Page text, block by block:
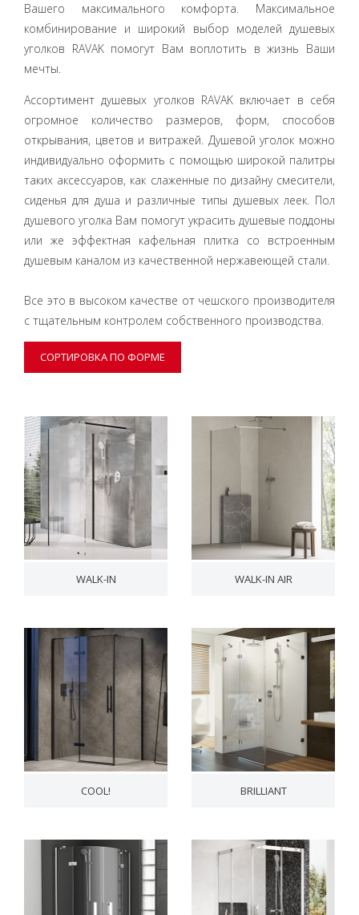
Вашего максимального комфорта. Максимальное
комбинирование и широкий выбор моделей душевых
уголков RAVAK помогут Вам воплотить в жизнь Ваши
мечты.
Ассортимент душевых уголков RAVAK включает в себя
огромное количество размеров, форм, способов
открывания, цветов и витражей. Душевой уголок можно
индивидуально оформить с помощью широкой палитры
таких аксессуаров, как слаженные по дизайну смесители,
сиденья для душа и различные типы душевых леек. Пол
душевого уголка Вам помогут украсить душевые поддоны
или же эффектная кафельная плитка со встроенным
душевым каналом из качественной нержавеющей стали.
Все это в высоком качестве от чешского производителя
с тщательным контролем собственного производства.
СОРТИРОВКА ПО ФОРМЕ
WALK-IN WALK-IN AIR
COOL! BRILLIANT